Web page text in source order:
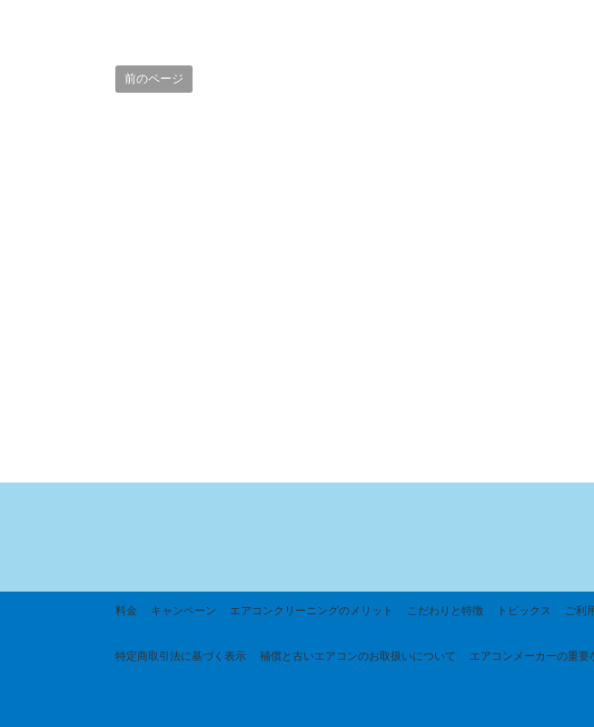
前のページ
料金 キャンペーン エアコンクリーニングのメリット こだわりと特徴 トピックス ご利
特定商取引法に基づく 表示 補償と古いエアコンのお取扱いについて エアコンメーカーの重要